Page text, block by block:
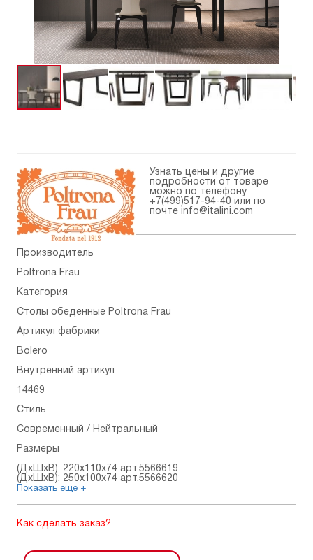
Узнать цены и другие
подробности от товаре
можно по телефону
+7(499)517-94-40 или по
почте
info@italini.com
Производитель
Poltrona Frau
Категория
Столы обеденные Poltrona Frau
Артикул фабрики
Bolero
Внутренний артикул
14469
Стиль
Современный / Нейтральный
Размеры
(ДхШхВ): 220x110x74 арт.5566619
(ДхШхВ): 250x100x74 арт.5566620
Показать еще +
Как сделать заказ?